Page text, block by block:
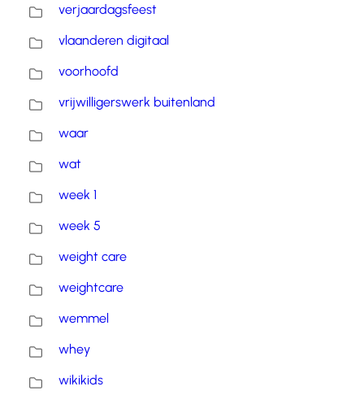
verjaardagsfeest
vlaanderen digitaal
voorhoofd
vrijwilligerswerk buitenland
waar
wat
week 1
week 5
weight care
weightcare
wemmel
whey
wikikids